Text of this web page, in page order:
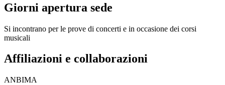
Giorni apertura sede
Si incontrano per le prove di concerti e in occasione dei corsi
musicali
Affiliazioni e collaborazioni
ANBIMA